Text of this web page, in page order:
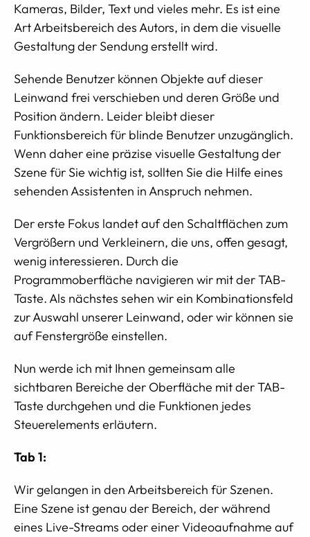
Kameras, Bilder, Text und vieles mehr. Es ist eine
Art Arbeitsbereich des Autors, in dem die visuelle
Gestaltung der Sendung erstellt wird.
Sehende Benutzer können Objekte auf dieser
Leinwand frei verschieben und deren Größe und
Position ändern. Leider bleibt dieser
Funktionsbereich für blinde Benutzer unzugänglich.
Wenn daher eine präzise visuelle Gestaltung der
Szene für Sie wichtig ist, sollten Sie die Hilfe eines
sehenden Assistenten in Anspruch nehmen.
Der erste Fokus landet auf den Schaltflächen zum
Vergrößern und Verkleinern, die uns, offen gesagt,
wenig interessieren. Durch die
Programmoberfläche navigieren wir mit der TAB-
Taste. Als nächstes sehen wir ein Kombinationsfeld
zur Auswahl unserer Leinwand, oder wir können sie
auf Fenstergröße einstellen.
Nun werde ich mit Ihnen gemeinsam alle
sichtbaren Bereiche der Oberfläche mit der TAB-
Taste durchgehen und die Funktionen jedes
Steuerelements erläutern.
Tab 1:
Wir gelangen in den Arbeitsbereich für Szenen.
Eine Szene ist genau der Bereich, der während
eines Live-Streams oder einer Videoaufnahme auf